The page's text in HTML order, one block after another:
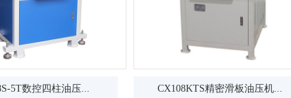
5T数控四柱油压... CX108KTS精密滑板油压机...